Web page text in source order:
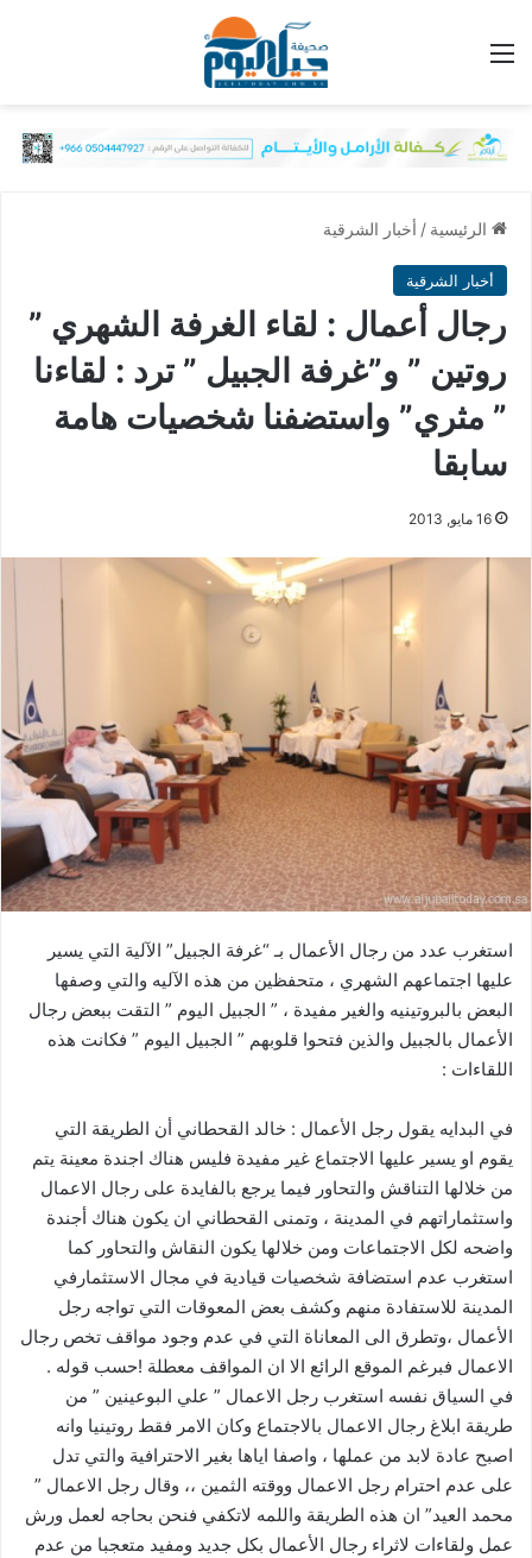
الرئيسية / أخبار الشرقية
أخبار الشرقية
رجال أعمال : لقاء الغرفة الشهري ”
روتين ” و”غرفة الجبيل ” ترد : لقاءنا
” مثري” واستضفنا شخصيات هامة
سابقا
16 مايو, 2013
استغرب عدد من رجال الأعمال بـ “غرفة الجبيل” الآلية التي يسير
عليها اجتماعهم الشهري ، متحفظين من هذه الآليه والتي وصفها
البعض بالبروتينيه والغير مفيدة ، ” الجبيل اليوم ” التقت ببعض رجال
الأعمال بالجبيل والذين فتحوا قلوبهم ” الجبيل اليوم ” فكانت هذه
اللقاءات :
في البدايه يقول رجل الأعمال : خالد القحطاني أن الطريقة التي
يقوم او يسير عليها الاجتماع غير مفيدة فليس هناك اجندة معينة يتم
من خلالها التناقش والتحاور فيما يرجع بالفايدة على رجال الاعمال
واستثماراتهم في المدينة ، وتمنى القحطاني ان يكون هناك أجندة
واضحه لكل الاجتماعات ومن خلالها يكون النقاش والتحاور كما
استغرب عدم استضافة شخصيات قيادية في مجال الاستثمارفي
المدينة للاستفادة منهم وكشف بعض المعوقات التي تواجه رجل
الأعمال ،وتطرق الى المعاناة التي في عدم وجود مواقف تخص رجال
الاعمال فبرغم الموقع الرائع الا ان المواقف معطلة !حسب قوله .
في السياق نفسه استغرب رجل الاعمال ” علي البوعينين ” من
طريقة ابلاغ رجال الاعمال بالاجتماع وكان الامر فقط روتينيا وانه
اصبح عادة لابد من عملها ، واصفا اياها بغير الاحترافية والتي تدل
على عدم احترام رجل الاعمال ووقته الثمين ،، وقال رجل الاعمال ”
محمد العيد” ان هذه الطريقة واللمه لاتكفي فنحن بحاجه لعمل ورش
عمل ولقاءات لاثراء رجال الأعمال بكل جديد ومفيد متعجبا من عدم